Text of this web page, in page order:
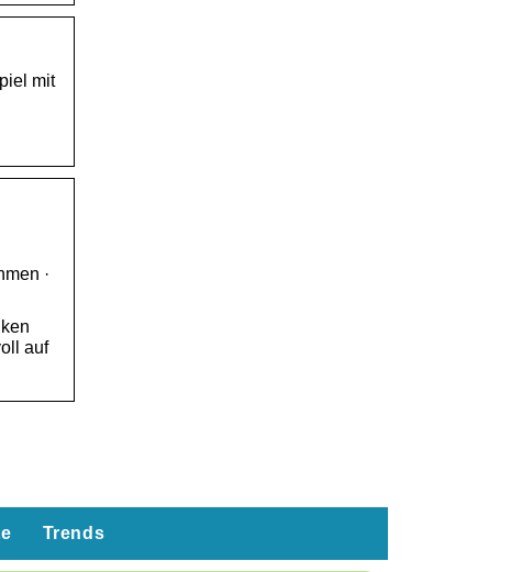
mit
·
auf
Trends